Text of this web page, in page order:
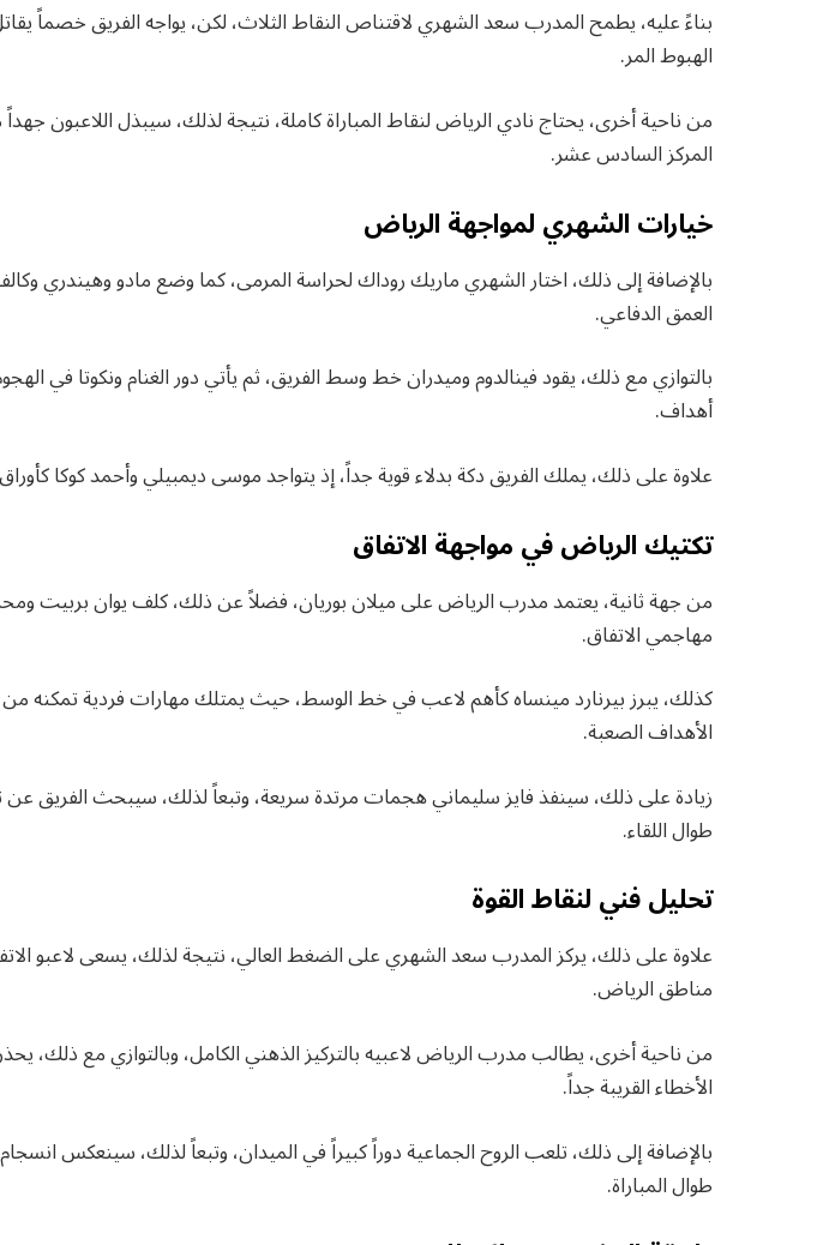
بناءً عليه، يطمح المدرب سعد الشهري لاقتناص النقاط الثلاث، لكن، يواجه الفريق خصماً
الهبوط المر.
من ناحية أخرى، يحتاج نادي الرياض لنقاط المباراة كاملة، نتيجة لذلك، سيبذل اللاعبون
المركز السادس عشر.
خيارات الشهري لمواجهة الرياض
بالإضافة إلى ذلك، اختار الشهري ماريك روداك لحراسة المرمى، كما وضع مادو وهيندري
العمق الدفاعي.
بالتوازي مع ذلك، يقود فينالدوم وميدران خط وسط الفريق، ثم يأتي دور الغنام ونكوتا في
أهداف.
علاوة على ذلك، يملك الفريق دكة بدلاء قوية جداً، إذ يتواجد موسى ديمبيلي وأحمد كوكا
تكتيك الرياض في مواجهة الاتفاق
من جهة ثانية، يعتمد مدرب الرياض على ميلان بوريان، فضلاً عن ذلك، كلف يوان بربيت
مهاجمي الاتفاق.
كذلك، يبرز بيرنارد مينساه كأهم لاعب في خط الوسط، حيث يمتلك مهارات فردية تمكنه
الأهداف الصعبة.
زيادة على ذلك، سينفذ فايز سليماني هجمات مرتدة سريعة، وتبعاً لذلك، سيبحث الفريق عن
طوال اللقاء.
تحليل فني لنقاط القوة
علاوة على ذلك، يركز المدرب سعد الشهري على الضغط العالي، نتيجة لذلك، يسعى لاعبو
مناطق الرياض.
من ناحية أخرى، يطالب مدرب الرياض لاعبيه بالتركيز الذهني الكامل، وبالتوازي مع ذلك،
الأخطاء القريبة جداً.
بالإضافة إلى ذلك، تلعب الروح الجماعية دوراً كبيراً في الميدان، وتبعاً لذلك، سينعكس انسجام
طوال المباراة.